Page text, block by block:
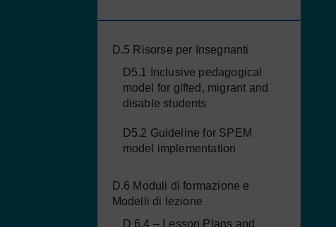
D.5 Risorse per Insegnanti
D5.1 Inclusive pedagogical
model for gifted, migrant and
disable students
D5.2 Guideline for SPEM
model implementation
D.6 Moduli di formazione e
Modelli di lezione
D 6.4 – Lesson Plans and